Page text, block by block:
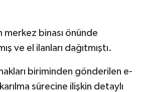
merkez binası önünde
ve el ilanları dağıtmıştı.
biriminden gönderilen e-
sürecine ilişkin detaylı